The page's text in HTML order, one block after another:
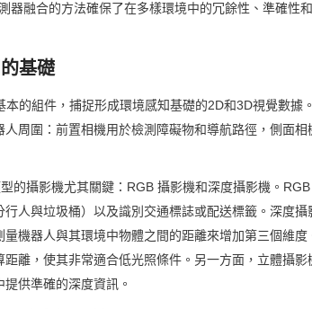
器融合的方法確保了在多樣環境中的冗餘性、準確性
基礎
本的組件，捕捉形成環境感知基礎的2D和3D視覺數據
周圍：前置相機用於檢測障礙物和導航路徑，側面
的攝影機尤其關鍵：RGB 攝影機和深度攝影機。
行人與垃圾桶）以及識別交通標誌或配送標籤。深度
機器人與其環境中物體之間的距離來增加第三個維度
離，使其非常適合低光照條件。另一方面，立體攝
供準確的深度資訊。